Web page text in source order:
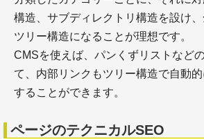
＋ライティングスクールはどんな
KWスクールとその評判を徹底調
構造、サブディレクトリ構造を設け
ツリー構造になることが理想です。
CMSを使えば、パンくずリストなど
て、内部リンクもツリー構造で自動
することができます。
ページのテクニカルSEO